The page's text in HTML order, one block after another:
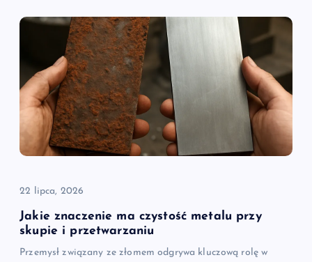
22 lipca, 2026
Jakie znaczenie ma czystość metalu przy
skupie i przetwarzaniu
Przemysł związany ze złomem odgrywa kluczową rolę w